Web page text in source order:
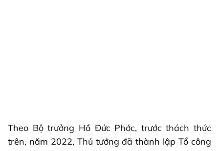
Theo Bộ trưởng Hồ Đức Phớc, trước thách thức
trên, năm 2022, Thủ tướng đã thành lập Tổ công